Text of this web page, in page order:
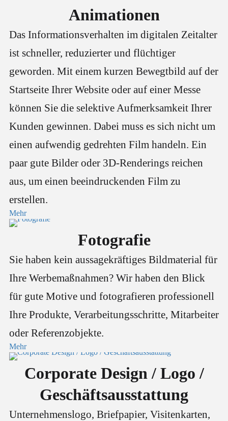
Animationen
Das Informationsverhalten im digitalen Zeitalter
ist schneller, reduzierter und flüchtiger
geworden. Mit einem kurzen Bewegtbild auf der
Startseite Ihrer Website oder auf einer Messe
können Sie die selektive Aufmerksamkeit Ihrer
Kunden gewinnen. Dabei muss es sich nicht um
einen aufwendig gedrehten Film handeln. Ein
paar gute Bilder oder 3D-Renderings reichen
aus, um einen beeindruckenden Film zu
erstellen.
Mehr
Fotografie
Sie haben kein aussagekräftiges Bildmaterial für
Ihre Werbemaßnahmen? Wir haben den Blick
für gute Motive und fotografieren professionell
Ihre Produkte, Verarbeitungsschritte, Mitarbeiter
oder Referenzobjekte.
Mehr
Corporate Design / Logo /
Geschäftsausstattung
Unternehmenslogo, Briefpapier, Visitenkarten,